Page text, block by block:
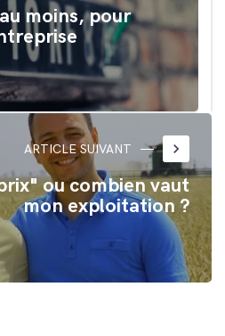
moins, pour
ARTICLE SUIVANT keyboard_arrow_right
ou combien vaut
mon exploitation ?